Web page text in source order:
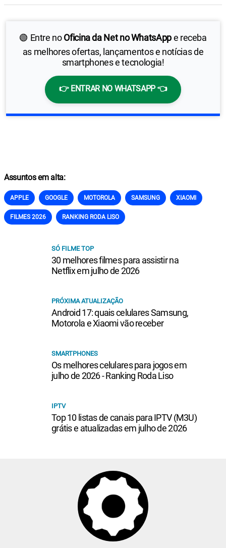
🟢 Entre noOficina da Net no WhatsAppe receba
as melhores ofertas, lançamentos e notícias de
smartphones e tecnologia!
👉 ENTRAR NO WHATSAPP 👈
Assuntos em alta:
APPLE GOOGLE MOTOROLA SAMSUNG XIAOMI
FILMES 2026 RANKING RODA LISO
SÓ FILME TOP
30 melhores filmes para assistir na
Netflix em julho de 2026
PRÓXIMA ATUALIZAÇÃO
Android 17: quais celulares Samsung,
Motorola e Xiaomi vão receber
SMARTPHONES
Os melhores celulares para jogos em
julho de 2026 - Ranking Roda Liso
IPTV
Top 10 listas de canais para IPTV (M3U)
grátis e atualizadas em julho de 2026